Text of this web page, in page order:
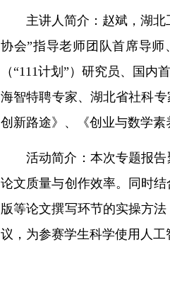
主讲人简介：赵斌，湖
协会”指导老师团队首席导
（“111计划”）研究员、国
海智特聘专家、湖北省社科
创新路途》、《创业与数学素
活动简介：本次专题报
论文质量与创作效率。同时
版等论文撰写环节的实操方
议，为参赛学生科学使用人工